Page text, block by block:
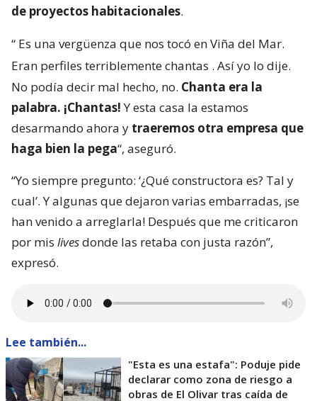
de proyectos habitacionales.
“ Es una vergüenza que nos tocó en Viña del Mar.
Eran perfiles terriblemente chantas . Así yo lo dije.
No podía decir mal hecho, no. Chanta era la
palabra. ¡Chantas!Y esta casa la estamos
desarmando ahora y traeremos otra empresa que
haga bien la pega“, aseguró.
“Yo siempre pregunto: ‘¿Qué constructora es? Tal y
cual’. Y algunas que dejaron varias embarradas, ¡se
han venido a arreglarla! Después que me criticaron
por mis livesdonde las retaba con justa razón”,
expresó.
Lee también...
"Esta es una estafa": Poduje pide
declarar como zona de riesgo a
obras de El Olivar tras caída de